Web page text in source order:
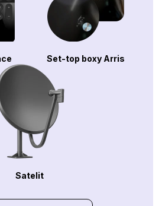
Set-top boxy Arris
Satelit